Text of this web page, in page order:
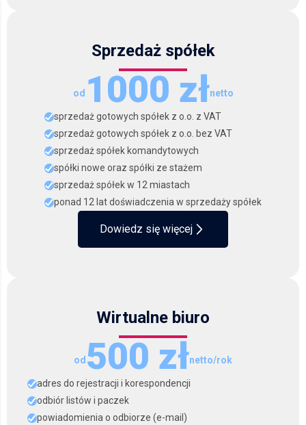
Sprzedaż spółek
od 1000 złnetto
sprzedaż gotowych spółek z o.o. z VAT
sprzedaż gotowych spółek z o.o. bez VAT
sprzedaż spółek komandytowych
spółki nowe oraz spółki ze stażem
sprzedaż spółek w 12 miastach
ponad 12 lat doświadczenia w sprzedaży spółek
Dowiedz się więcej
Wirtualne biuro
od500 złnetto/rok
adres do rejestracji i korespondencji
odbiór listów i paczek
powiadomienia o odbiorze (e-mail)